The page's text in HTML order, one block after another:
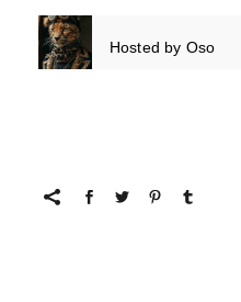
Hosted by Oso